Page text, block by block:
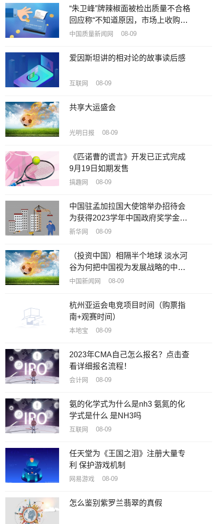
“朱卫峰”牌辣椒面被检出质量不合格
回应称“不知道原因，市场上收购的
辣椒”
中国质量新闻网 08-09
爱因斯坦讲的相对论的故事读后感
互联网 08-09
共享大运盛会
光明日报 08-09
《匹诺曹的谎言》开发已正式完成
9月19日如期发售
搞趣网 08-09
中国驻孟加拉国大使馆举办招待会
为获得2023学年中国政府奖学金新
生送行
新华网 08-09
（投资中国）相隔半个地球 淡水河
谷为何把中国视为发展战略的中
心？
中国新闻网 08-09
杭州亚运会电竞项目时间（购票指
南+观赛时间）
本地宝 08-09
2023年CMA自己怎么报名？点击查
看详细报名流程！
会计网 08-09
氨的化学式为什么是nh3 氨氮的化
学式是什么 是NH3吗
互联网 08-09
任天堂为《王国之泪》注册大量专
利 保护游戏机制
网易游戏 08-09
怎么鉴别紫罗兰翡翠的真假